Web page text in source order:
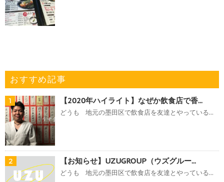
おすすめ記事
1 【2020年ハイライト】なぜか飲食店で香...
どうも 地元の墨田区で飲食店を友達とやっている...
2 【お知らせ】UZUGROUP（ウズグルー...
どうも 地元の墨田区で飲食店を友達とやっている...